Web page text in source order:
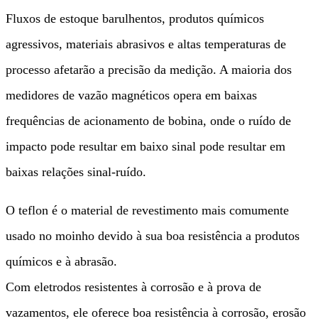
Fluxos de estoque barulhentos, produtos químicos
agressivos, materiais abrasivos e altas temperaturas de
processo afetarão a precisão da medição. A maioria dos
medidores de vazão magnéticos opera em baixas
frequências de acionamento de bobina, onde o ruído de
impacto pode resultar em baixo sinal pode resultar em
baixas relações sinal-ruído.
O teflon é o material de revestimento mais comumente
usado no moinho devido à sua boa resistência a produtos
químicos e à abrasão.
Com eletrodos resistentes à corrosão e à prova de
vazamentos, ele oferece boa resistência à corrosão, erosão